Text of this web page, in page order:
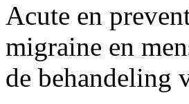
Acute en
migraine en
de behandeling